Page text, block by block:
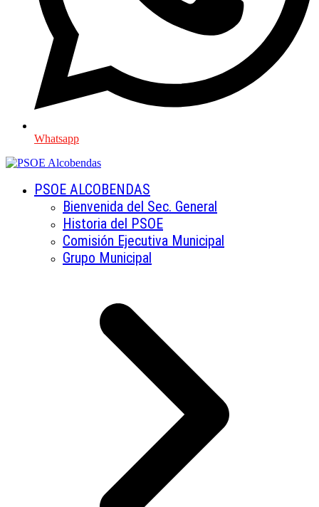
Whatsapp
PSOE ALCOBENDAS
Bienvenida del Sec. General
Historia del PSOE
Comisión Ejecutiva Municipal
Grupo Municipal